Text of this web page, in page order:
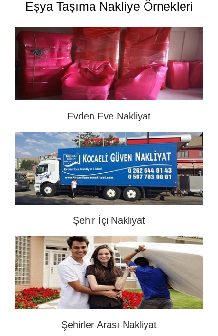
Eşya Taşıma Nakliye Örnekleri
Evden Eve Nakliyat
Şehir İçi Nakliyat
Şehirler Arası Nakliyat